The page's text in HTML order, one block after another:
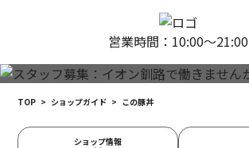
営業時間：10:00〜21:00
TOP > ショップガイド > この豚丼
ショップ情報